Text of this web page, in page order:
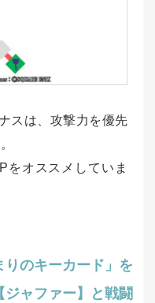
スは、攻撃力を優先
をオススメしていま
のキーカード」を
ャファー】と戦闘